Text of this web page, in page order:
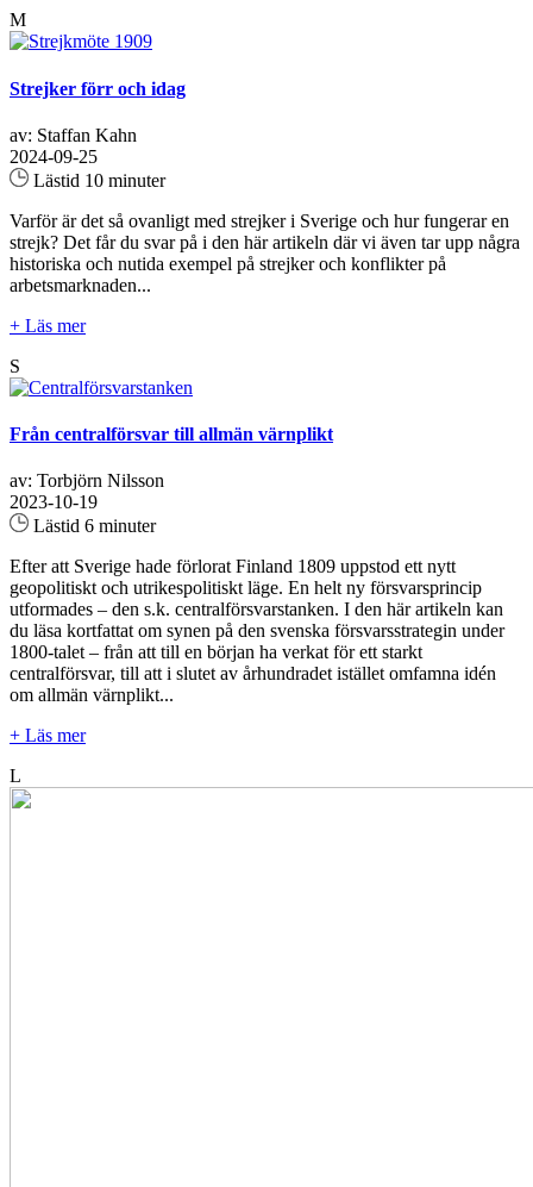
M
Strejker förr och idag
av: Staffan Kahn
2024-09-25
Lästid 10 minuter
Varför är det så ovanligt med strejker i Sverige och hur fungerar en
strejk? Det får du svar på i den här artikeln där vi även tar upp några
historiska och nutida exempel på strejker och konflikter på
arbetsmarknaden...
+ Läs mer
S
Från centralförsvar till allmän värnplikt
av: Torbjörn Nilsson
2023-10-19
Lästid 6 minuter
Efter att Sverige hade förlorat Finland 1809 uppstod ett nytt
geopolitiskt och utrikespolitiskt läge. En helt ny försvarsprincip
utformades – den s.k. centralförsvarstanken. I den här artikeln kan
du läsa kortfattat om synen på den svenska försvarsstrategin under
1800-talet – från att till en början ha verkat för ett starkt
centralförsvar, till att i slutet av århundradet istället omfamna idén
om allmän värnplikt...
+ Läs mer
L